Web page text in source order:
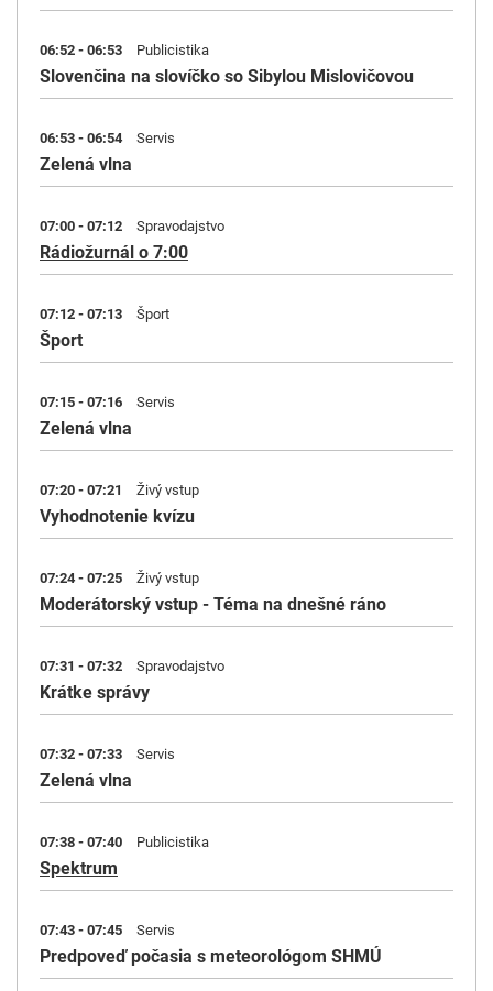
06:52 - 06:53 Publicistika
Slovenčina na slovíčko so Sibylou Mislovičovou
06:53 - 06:54 Servis
Zelená vlna
07:00 - 07:12 Spravodajstvo
Rádiožurnál o 7:00
07:12 - 07:13 Šport
Šport
07:15 - 07:16 Servis
Zelená vlna
07:20 - 07:21 Živý vstup
Vyhodnotenie kvízu
07:24 - 07:25 Živý vstup
Moderátorský vstup - Téma na dnešné ráno
07:31 - 07:32 Spravodajstvo
Krátke správy
07:32 - 07:33 Servis
Zelená vlna
07:38 - 07:40 Publicistika
Spektrum
07:43 - 07:45 Servis
Predpoveď počasia s meteorológom SHMÚ